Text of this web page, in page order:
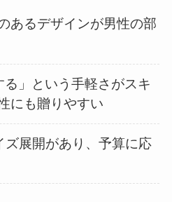
あるデザインが男性の部
る」という手軽さがスキ
にも贈りやすい
展開があり、予算に応